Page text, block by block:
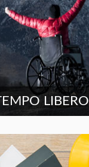
LIBERO